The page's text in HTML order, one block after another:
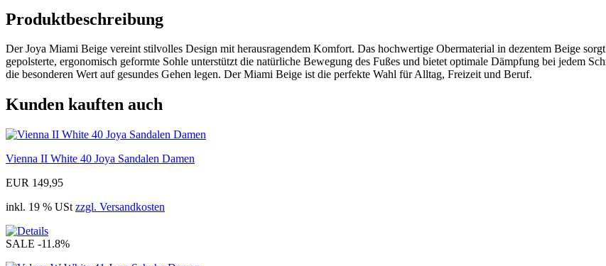
Produktbeschreibung
Der Joya Miami Beige vereint stilvolles Design mit herausragendem Komfort. Das hochwertige Obermaterial in dezentem Beige
gepolsterte, ergonomisch geformte Sohle unterstützt die natürliche Bewegung des Fußes und bietet optimale Dämpfung bei jedem
die besonderen Wert auf gesundes Gehen legen. Der Miami Beige ist die perfekte Wahl für Alltag, Freizeit und Beruf.
Kunden kauften auch
Vienna II White 40 Joya Sandalen Damen
EUR 149,95
inkl. 19 % USt zzgl. Versandkosten
SALE -11.8%